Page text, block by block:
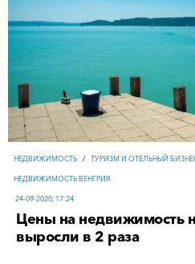
НЕДВИЖИМОСТЬ / ТУРИЗМ И ОТЕЛЬНЫЙ
НЕДВИЖИМОСТЬ ВЕНГРИЯ
24-09-2020, 17:24
Цены на недвижимость
выросли в 2 раза